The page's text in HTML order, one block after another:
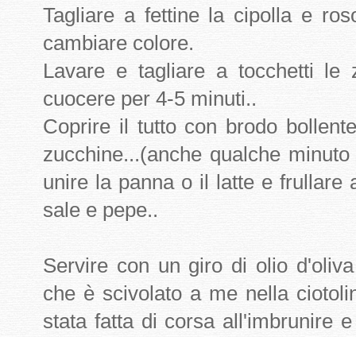
Tagliare a fettine la cipolla e
cambiare colore.
Lavare e tagliare a tocchetti le
cuocere per 4-5 minuti..
Coprire il tutto con brodo
zucchine...(anche qualche
unire la panna o il latte e frullare
sale e pepe..
Servire con un giro di olio
che è scivolato a me nella
stata fatta di corsa all'imbrunire